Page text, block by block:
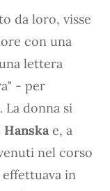
da loro, visse
con una
lettera
- per
La donna si
Hanska e, a
nel corso
in